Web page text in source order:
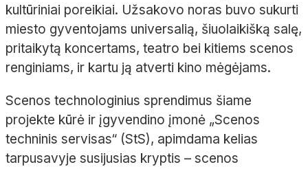
kultūriniai poreikiai. Užsakovo noras buvo sukurti
miesto gyventojams universalią, šiuolaikišką salę,
pritaikytą koncertams, teatro bei kitiems scenos
renginiams, ir kartu ją atverti kino mėgėjams.
Scenos technologinius sprendimus šiame
projekte kūrė ir įgyvendino įmonė „Scenos
techninis servisas“ (StS), apimdama kelias
tarpusavyje susijusias kryptis – scenos